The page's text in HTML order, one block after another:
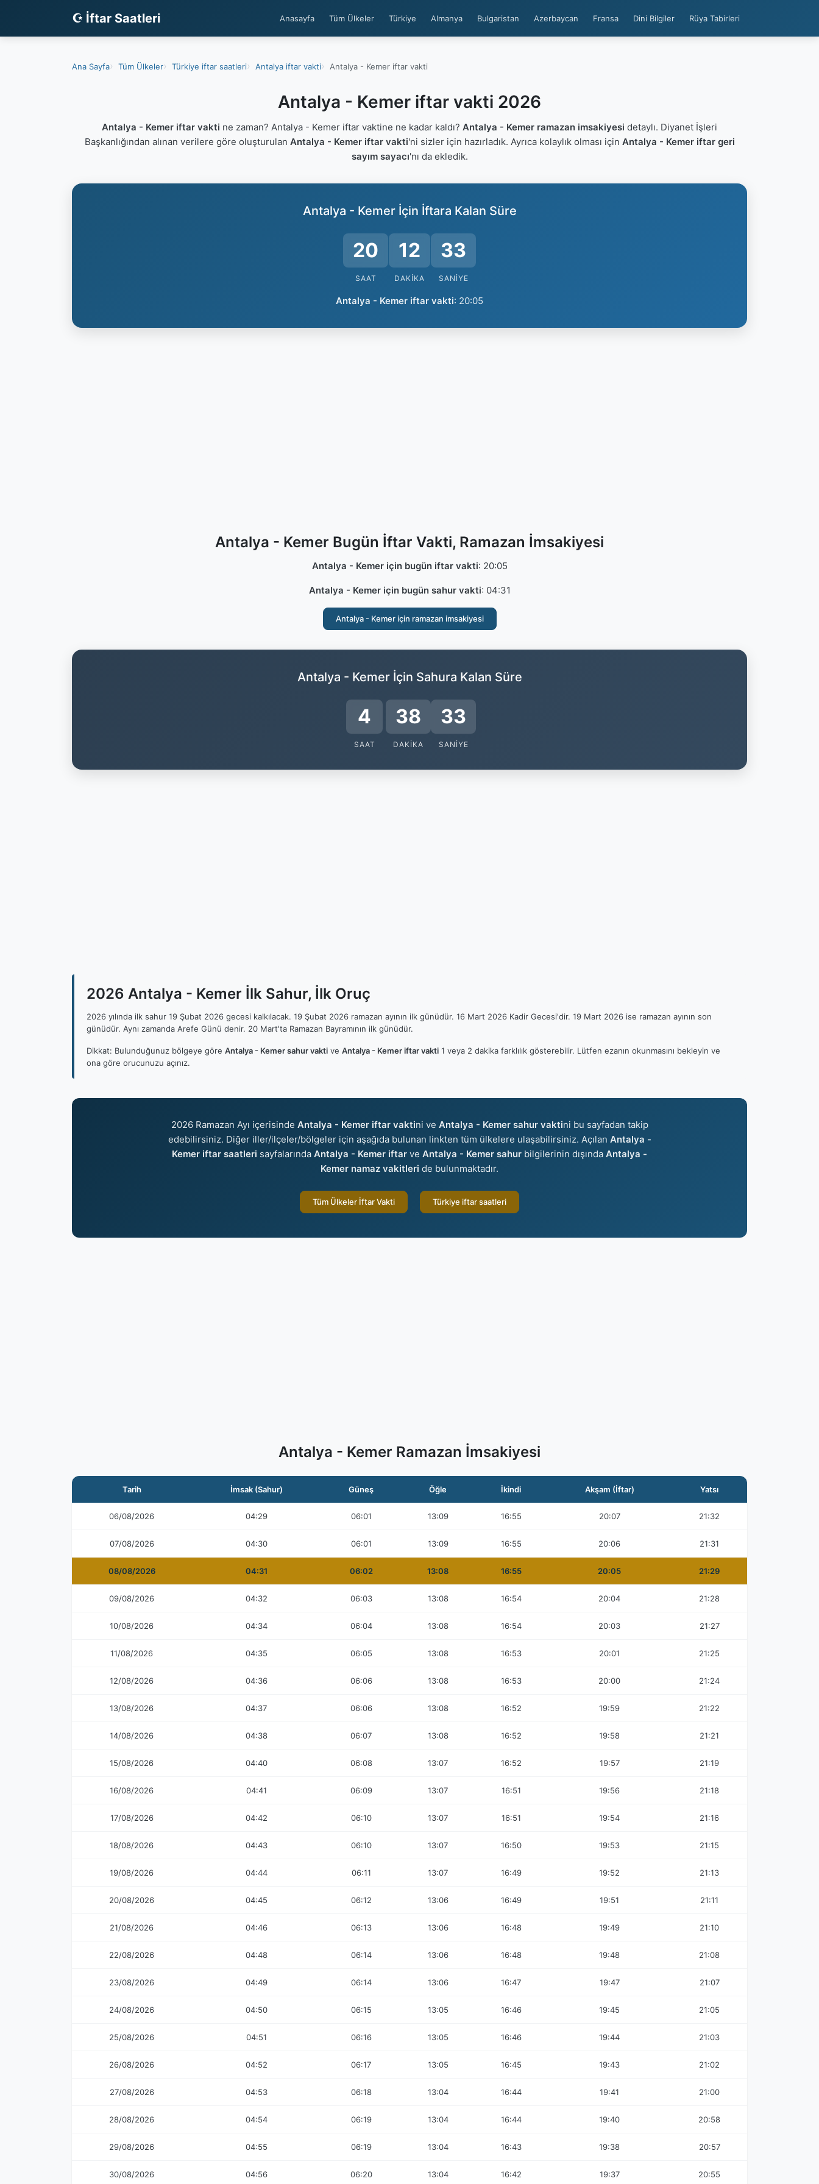
☪ İftar Saatleri Anasayfa Tüm Ülkeler Türkiye Almanya Bulgaristan Azerbaycan Fransa Dini Bilgiler Rüya Tabirleri
Ana Sayfa Tüm Ülkeler Türkiye iftar saatleri Antalya iftar vakti Antalya - Kemer iftar vakti
Antalya - Kemer iftar vakti 2026
Antalya - Kemer iftar vakti ne zaman? Antalya - Kemer iftar vaktine ne kadar kaldı? Antalya - Kemer ramazan imsakiyesi detaylı. Diyanet İşleri
Başkanlığından alınan verilere göre oluşturulan Antalya - Kemer iftar vakti'ni sizler için hazırladık. Ayrıca kolaylık olması için Antalya - Kemer iftar geri
sayım sayacı'nı da ekledik.
Antalya - Kemer İçin İftara Kalan Süre
20
SAAT
12
DAKIKA
33
SANIYE
Antalya - Kemer iftar vakti: 20:05
Antalya - Kemer Bugün İftar Vakti, Ramazan İmsakiyesi
Antalya - Kemer için bugün iftar vakti: 20:05
Antalya - Kemer için bugün sahur vakti: 04:31
Antalya - Kemer için ramazan imsakiyesi
Antalya - Kemer İçin Sahura Kalan Süre
4
SAAT
38
DAKIKA
33
SANIYE
2026 Antalya - Kemer İlk Sahur, İlk Oruç
2026 yılında ilk sahur 19 Şubat 2026 gecesi kalkılacak. 19 Şubat 2026 ramazan ayının ilk günüdür. 16 Mart 2026 Kadir Gecesi'dir. 19 Mart 2026 ise ramazan ayının son
günüdür. Aynı zamanda Arefe Günü denir. 20 Mart'ta Ramazan Bayramının ilk günüdür.
Dikkat: Bulunduğunuz bölgeye göre Antalya - Kemer sahur vakti ve Antalya - Kemer iftar vakti 1 veya 2 dakika farklılık gösterebilir. Lütfen ezanın okunmasını bekleyin ve
ona göre orucunuzu açınız.
2026 Ramazan Ayı içerisinde Antalya - Kemer iftar vaktini ve Antalya - Kemer sahur vaktini bu sayfadan takip
edebilirsiniz. Diğer iller/ilçeler/bölgeler için aşağıda bulunan linkten tüm ülkelere ulaşabilirsiniz. Açılan Antalya -
Kemer iftar saatleri sayfalarında Antalya - Kemer iftar ve Antalya - Kemer sahur bilgilerinin dışında Antalya -
Kemer namaz vakitleri de bulunmaktadır.
Tüm Ülkeler İftar Vakti Türkiye iftar saatleri
Antalya - Kemer Ramazan İmsakiyesi
Tarih İmsak (Sahur) Güneş Öğle İkindi Akşam (İftar) Yatsı
06/08/2026 04:29 06:01 13:09 16:55 20:07 21:32
07/08/2026 04:30 06:01 13:09 16:55 20:06 21:31
08/08/2026 04:31 06:02 13:08 16:55 20:05 21:29
09/08/2026 04:32 06:03 13:08 16:54 20:04 21:28
10/08/2026 04:34 06:04 13:08 16:54 20:03 21:27
11/08/2026 04:35 06:05 13:08 16:53 20:01 21:25
12/08/2026 04:36 06:06 13:08 16:53 20:00 21:24
13/08/2026 04:37 06:06 13:08 16:52 19:59 21:22
14/08/2026 04:38 06:07 13:08 16:52 19:58 21:21
15/08/2026 04:40 06:08 13:07 16:52 19:57 21:19
16/08/2026 04:41 06:09 13:07 16:51 19:56 21:18
17/08/2026 04:42 06:10 13:07 16:51 19:54 21:16
18/08/2026 04:43 06:10 13:07 16:50 19:53 21:15
19/08/2026 04:44 06:11 13:07 16:49 19:52 21:13
20/08/2026 04:45 06:12 13:06 16:49 19:51 21:11
21/08/2026 04:46 06:13 13:06 16:48 19:49 21:10
22/08/2026 04:48 06:14 13:06 16:48 19:48 21:08
23/08/2026 04:49 06:14 13:06 16:47 19:47 21:07
24/08/2026 04:50 06:15 13:05 16:46 19:45 21:05
25/08/2026 04:51 06:16 13:05 16:46 19:44 21:03
26/08/2026 04:52 06:17 13:05 16:45 19:43 21:02
27/08/2026 04:53 06:18 13:04 16:44 19:41 21:00
28/08/2026 04:54 06:19 13:04 16:44 19:40 20:58
29/08/2026 04:55 06:19 13:04 16:43 19:38 20:57
30/08/2026 04:56 06:20 13:04 16:42 19:37 20:55